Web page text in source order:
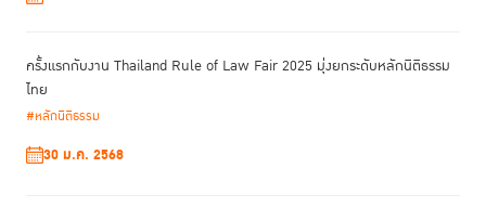
ครั้งแรกกับงาน Thailand Rule of Law Fair 2025 มุ่งยกระดับหลักนิติธรรม
ไทย
#หลักนิติธรรม
30 ม.ค. 2568